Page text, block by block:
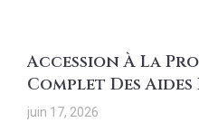
Accession À La
Complet Des Aides
juin 17, 2026